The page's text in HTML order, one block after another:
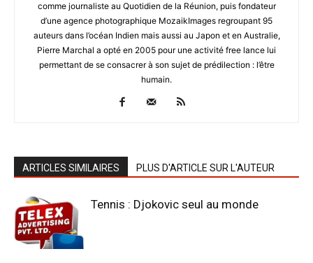
comme journaliste au Quotidien de la Réunion, puis fondateur
d’une agence photographique MozaikImages regroupant 95
auteurs dans l’océan Indien mais aussi au Japon et en Australie,
Pierre Marchal a opté en 2005 pour une activité free lance lui
permettant de se consacrer à son sujet de prédilection : l’être
humain.
ARTICLES SIMILAIRES PLUS D'ARTICLE SUR L'AUTEUR
Tennis : Djokovic seul au monde